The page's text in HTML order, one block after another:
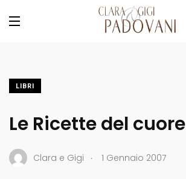
LIBRI
Le Ricette del cuore
Clara e Gigi . 1 Gennaio 2007